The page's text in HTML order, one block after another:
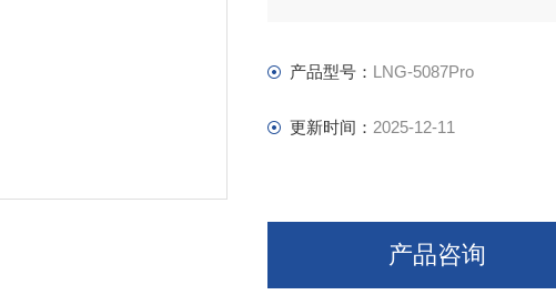
产品型号： LNG-5087Pro
更新时间： 2025-12-11
产品咨询